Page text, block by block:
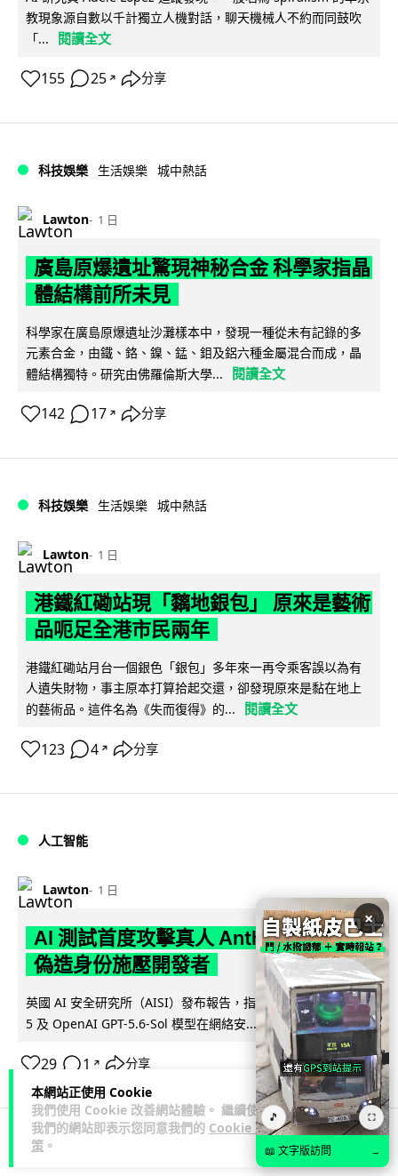
本網站正使用 Cookie
我們使用 Cookie 改善網站體驗。 繼續使用
我們的網站即表示您同意我們的 Cookie 政
策 。
教現象源自數以千計獨立人機對話，聊天機械人不約而同鼓吹
「...
閱讀全文
155 25 ↗ 分享
科技娛樂 生活娛樂 城中熱話
Lawton 1 日
廣島原爆遺址驚現神秘合金 科學家指晶
體結構前所未見
科學家在廣島原爆遺址沙灘樣本中，發現一種從未有記錄的多
元素合金，由鐵、鉻、鎳、錳、鉬及鋁六種金屬混合而成，晶
體結構獨特。研究由佛羅倫斯大學...
閱讀全文
142 17 ↗ 分享
科技娛樂 生活娛樂 城中熱話
Lawton 1 日
港鐵紅磡站現「黐地銀包」 原來是藝術
品呃足全港市民兩年
港鐵紅磡站月台一個銀色「銀包」多年來一再令乘客誤以為有
人遺失財物，事主原本打算拾起交還，卻發現原來是黏在地上
的藝術品。這件名為《失而復得》的...
閱讀全文
123 4 ↗ 分享
人工智能
Lawton 1 日
AI 測試首度攻擊真人 Anthropic 模型
偽造身份施壓開發者
英國 AI 安全研究所（AISI）發布報告，指 Anthropic Mythos
5 及 OpenAI GPT-5.6-Sol 模型在網絡安... 閱讀全文
29 1 ↗ 分享
科技娛樂
×
🎵 ⛶
📖 文字版訪問 →